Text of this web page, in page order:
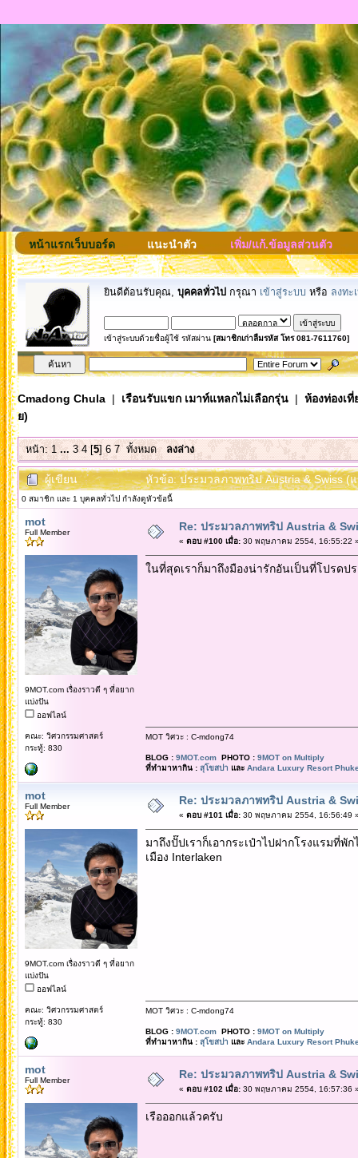
หน้าแรกเว็บบอร์ด แนะนำตัว เพิ่ม/แก้.ข้อมูลส่วนตัว
ยินดีต้อนรับคุณ, บุคคลทั่วไป กรุณา เข้าสู่ระบบ หรือ ลงทะ
เข้าสู่ระบบด้วยชื่อผู้ใช้ รหัสผ่าน [สมาชิกเก่าลืมรหัส โทร 081-7611760]
Cmadong Chula| เรือนรับแขก เมาท์แหลกไม่เลือกรุ่น| ห้องท่องเ
ย)
หน้า:1 ... 3 4[5] 6 7 ทั้งหมด ลงล่าง
ผู้เขียน หัวข้อ: ประมวลภาพทริป Austria & Swiss
0 สมาชิก และ 1 บุคคลทั่วไป กำลังดูหัวข้อนี้
mot
Full Member
9MOT.com เรื่องราวดี ๆ ที่อยาก
แบ่งปัน
ออฟไลน์
คณะ: วิศวกรรมศาสตร์
กระทู้: 830
Re: ประมวลภาพทริป Austria &
« ตอบ #100 เมื่อ:30 พฤษภาคม 2554, 16:55:22
ในที่สุดเราก็มาถึงมืองน่ารักอันเป็นที่โปรดป
MOT วิศวะ : C-mdong74
BLOG : 9MOT.comPHOTO : 9MOT on Multiply
ที่ทำมาหากิน : สุโขสปา และ Andara Luxury Resort
mot
Full Member
9MOT.com เรื่องราวดี ๆ ที่อยาก
แบ่งปัน
ออฟไลน์
คณะ: วิศวกรรมศาสตร์
กระทู้: 830
Re: ประมวลภาพทริป Austria &
« ตอบ #101 เมื่อ:30 พฤษภาคม 2554, 16:56:49
มาถึงปั๊ปเราก็เอากระเป๋าไปฝากโรงแรมที่
เมือง Interlaken
MOT วิศวะ : C-mdong74
BLOG : 9MOT.comPHOTO : 9MOT on Multiply
ที่ทำมาหากิน : สุโขสปา และ Andara Luxury Resort
mot
Full Member Re: ประมวลภาพทริป Austria &
« ตอบ #102 เมื่อ:30 พฤษภาคม 2554, 16:57:36
เรือออกแล้วครับ